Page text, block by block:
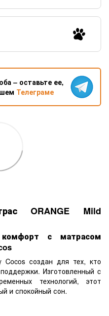
– оставьте ее,
Телеграме
ORANGE Mild
комфорт с матрасом
Cocos создан для тех, кто
Изготовленный с
технологий, этот
и спокойный сон.